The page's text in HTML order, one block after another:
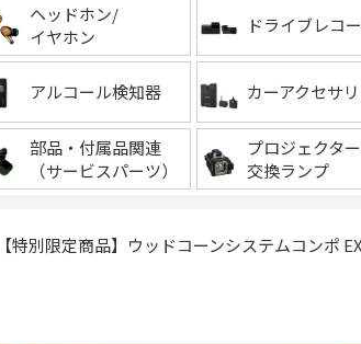
ヘッドホン/
イヤホン
ドライブレコ
アルコール検知器 カーアクセサ
部品・付属品関連
（サービスパーツ）
プロジェクター
交換ランプ
【特別限定商品】ウッドコーンシステムコンポ